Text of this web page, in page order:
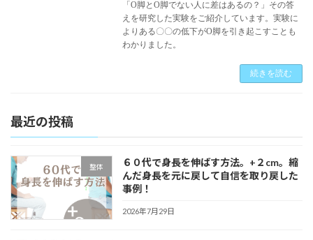
「O脚とO脚でない人に差はあるの？」その答
えを研究した実験をご紹介しています。実験に
よりある〇〇の低下がO脚を引き起こすことも
わかりました。
続きを読む
最近の投稿
整体
６０代で身長を伸ばす方法。+２cm。縮
んだ身長を元に戻して自信を取り戻した
事例！
2026年7月29日